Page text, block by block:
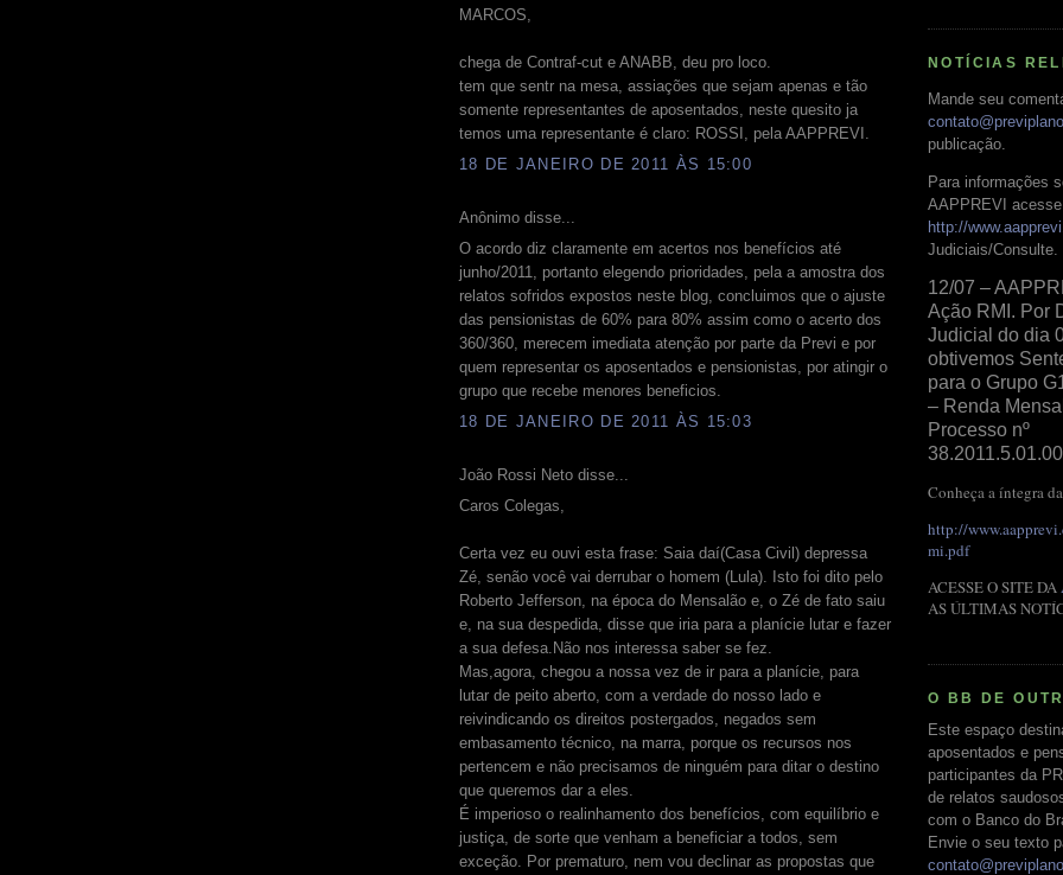
MARCOS,
chega de Contraf-cut e ANABB, deu pro loco.
tem que sentr na mesa, assiações que sejam apenas e tão
somente representantes de aposentados, neste quesito ja
temos uma representante é claro: ROSSI, pela AAPPREVI.
18 DE JANEIRO DE 2011 ÀS 15:00
Anônimo disse...
O acordo diz claramente em acertos nos benefícios até
junho/2011, portanto elegendo prioridades, pela a amostra dos
relatos sofridos expostos neste blog, concluimos que o ajuste
das pensionistas de 60% para 80% assim como o acerto dos
360/360, merecem imediata atenção por parte da Previ e por
quem representar os aposentados e pensionistas, por atingir o
grupo que recebe menores beneficios.
18 DE JANEIRO DE 2011 ÀS 15:03
João Rossi Neto disse...
Caros Colegas,
Certa vez eu ouvi esta frase: Saia daí(Casa Civil) depressa
Zé, senão você vai derrubar o homem (Lula). Isto foi dito pelo
Roberto Jefferson, na época do Mensalão e, o Zé de fato saiu
e, na sua despedida, disse que iria para a planície lutar e fazer
a sua defesa.Não nos interessa saber se fez.
Mas,agora, chegou a nossa vez de ir para a planície, para
lutar de peito aberto, com a verdade do nosso lado e
reivindicando os direitos postergados, negados sem
embasamento técnico, na marra, porque os recursos nos
pertencem e não precisamos de ninguém para ditar o destino
que queremos dar a eles.
É imperioso o realinhamento dos benefícios, com equilíbrio e
justiça, de sorte que venham a beneficiar a todos, sem
exceção. Por prematuro, nem vou declinar as propostas que
NOTÍCIAS
Mande seu
publicação.
Para informações
AAPPREVI
http://
Judiciais/Consulte.
12/07 –
Ação RMI. Por
Judicial do dia
obtivemos
para o Grupo
– Renda
Processo nº
Conheça a íntegra
http://
mi.pdf
ACESSE O SITE DA
AS ÚLTIMAS
O BB DE
Este espaço
aposentados e
participantes da
de relatos
com o Banco do
Envie o seu texto